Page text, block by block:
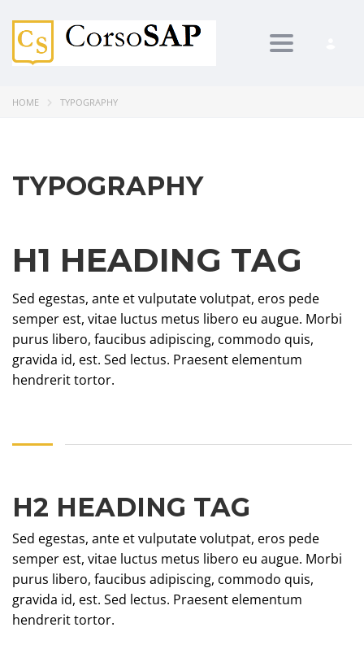
Toggle
HOME TYPOGRAPHY
TYPOGRAPHY
H1 HEADING TAG
Sed egestas, ante et vulputate volutpat, eros pede
semper est, vitae luctus metus libero eu augue. Morbi
purus libero, faucibus adipiscing, commodo quis,
gravida id, est. Sed lectus. Praesent elementum
hendrerit tortor.
H2 HEADING TAG
Sed egestas, ante et vulputate volutpat, eros pede
semper est, vitae luctus metus libero eu augue. Morbi
purus libero, faucibus adipiscing, commodo quis,
gravida id, est. Sed lectus. Praesent elementum
hendrerit tortor.